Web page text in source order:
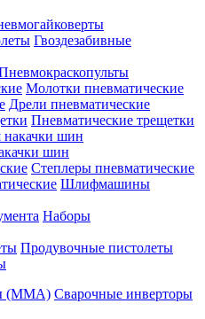
Гвоздезабивные
Молотки пневматические
Дрели пневматические
Пневматические трещетки
шин
Степлеры пневматические
Шлифмашины
Наборы
Продувочные пистолеты
Сварочные инверторы